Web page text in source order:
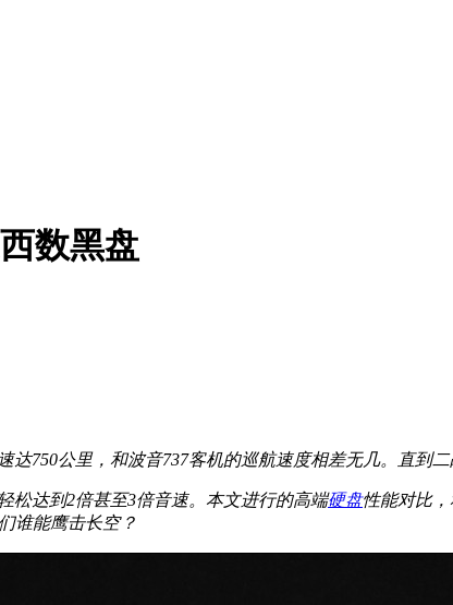
数黑盘
750公里，和波音737客机的巡航速度相差无几。直到
松达到2倍甚至3倍音速。本文进行的高端硬盘性能对比
谁能鹰击长空？